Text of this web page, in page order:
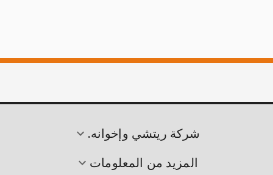
شركة ريتشي وإخوانه.
المزيد من المعلومات